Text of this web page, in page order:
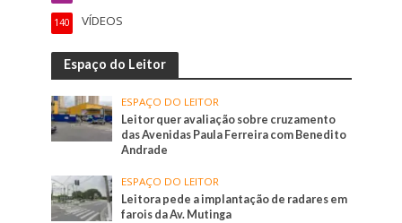
VÍDEOS
140
Espaço do Leitor
ESPAÇO DO LEITOR
Leitor quer avaliação sobre cruzamento
das Avenidas Paula Ferreira com Benedito
Andrade
ESPAÇO DO LEITOR
Leitora pede a implantação de radares em
farois da Av. Mutinga